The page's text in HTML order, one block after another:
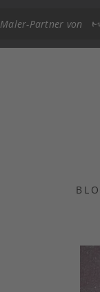
Maler-Partner von